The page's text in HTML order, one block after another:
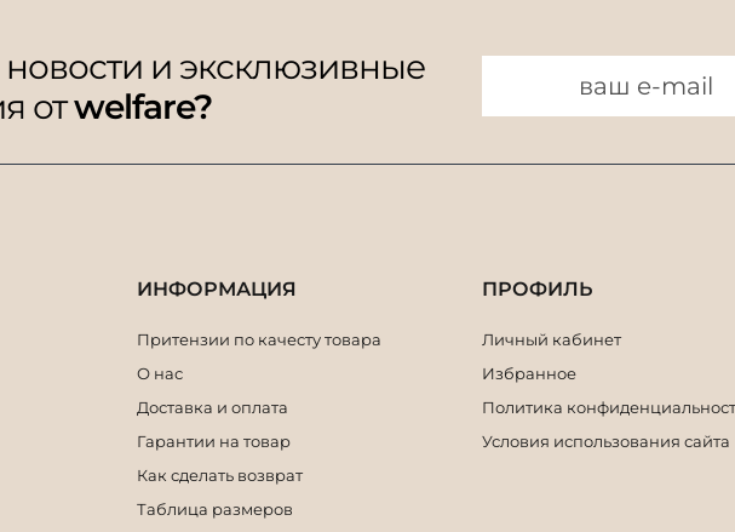
и эксклюзивные
отwelfare?
ИНФОРМАЦИЯ
Притензии по качесту товара
О нас
Доставка и оплата
Гарантии на товар
Как сделать возврат
Таблица размеров
ПРОФИЛЬ
Личный кабинет
Избранное
Политика
Условия использования сайта